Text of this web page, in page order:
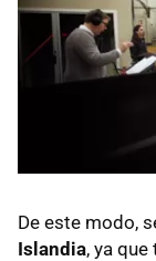
De este modo,
Islandia, ya